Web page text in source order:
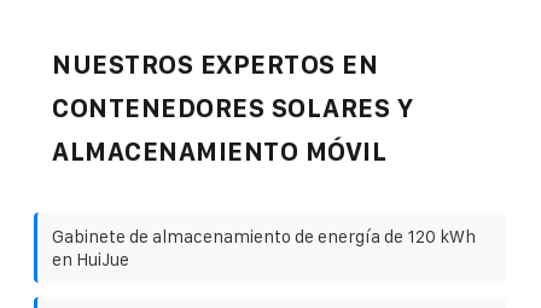
NUESTROS EXPERTOS EN
CONTENEDORES SOLARES Y
ALMACENAMIENTO MÓVIL
Gabinete de almacenamiento de energía de 120 kWh
en HuiJue